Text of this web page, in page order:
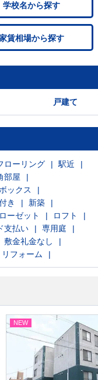
学校名から探す
賃相場から探す
戸建て
ローリング
駅近
部屋
ックス
き
新築
ーゼット
ロフト
支払い
専用庭
敷金礼金なし
フォーム
NEW